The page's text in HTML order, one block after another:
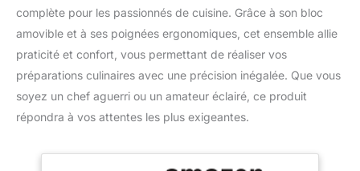
complète pour les passionnés de cuisine. Grâce à son bloc
amovible et à ses poignées ergonomiques, cet ensemble allie
praticité et confort, vous permettant de réaliser vos
préparations culinaires avec une précision inégalée. Que vous
soyez un chef aguerri ou un amateur éclairé, ce produit
répondra à vos attentes les plus exigeantes.